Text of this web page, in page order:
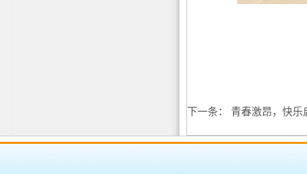
下一条： 青春激昂，快